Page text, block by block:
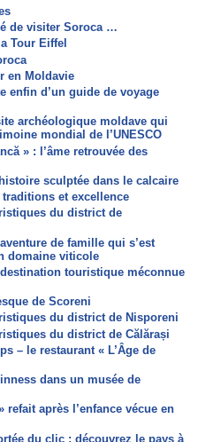
de visiter Soroca …
Tour Eiffel
en Moldavie
enfin d’un guide de voyage
archéologique moldave qui
mondial de l’UNESCO
» : l’âme retrouvée des
sculptée dans le calcaire
traditions et excellence
du district de
de famille qui s’est
domaine viticole
touristique méconnue
de Scoreni
du district de Nisporeni
du district de Călărași
– le restaurant « L’Âge de
dans un musée de
refait après l’enfance vécue en
du clic : découvrez le pays à